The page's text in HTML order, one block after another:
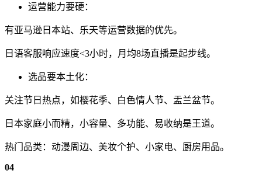
运营能力要硬：
有亚马逊日本站、乐天等运营数据的优先。
日语客服响应速度<3小时，月均8场直播是起步线。
选品要本土化：
关注节日热点，如樱花季、白色情人节、盂兰盆节。
日本家庭小而精，小容量、多功能、易收纳是王道。
热门品类：动漫周边、美妆个护、小家电、厨房用品。
04